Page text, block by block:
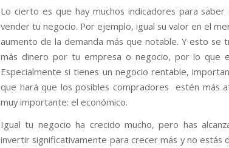
Lo cierto es que hay muchos indicadores para
vender tu negocio. Por ejemplo, igual su valor en el
aumento de la demanda más que notable. Y esto se
más dinero por tu empresa o negocio, por lo que
Especialmente si tienes un negocio rentable,
que hará que los posibles compradores estén más
muy importante: el económico.
Igual tu negocio ha crecido mucho, pero has
invertir significativamente para crecer más y no estás